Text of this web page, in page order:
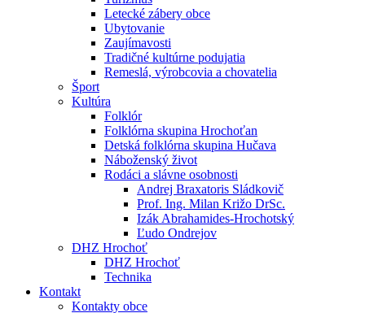
Letecké zábery obce
Ubytovanie
Zaujímavosti
Tradičné kultúrne podujatia
Remeslá, výrobcovia a chovatelia
Šport
Kultúra
Folklór
Folklórna skupina Hrochoťan
Detská folklórna skupina Hučava
Náboženský život
Rodáci a slávne osobnosti
Andrej Braxatoris Sládkovič
Prof. Ing. Milan Križo DrSc.
Izák Abrahamides-Hrochotský
Ľudo Ondrejov
DHZ Hrochoť
DHZ Hrochoť
Technika
Kontakt
Kontakty obce